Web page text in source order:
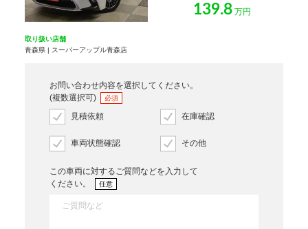
139.8万円
取り扱い店舗
青森県 | スーパーアップル青森店
お問い合わせ内容を選択してください。
(複数選択可)
必須
見積依頼 在庫確認
車両状態確認 その他
この車両に対するご質問などを入力して
ください。
任意